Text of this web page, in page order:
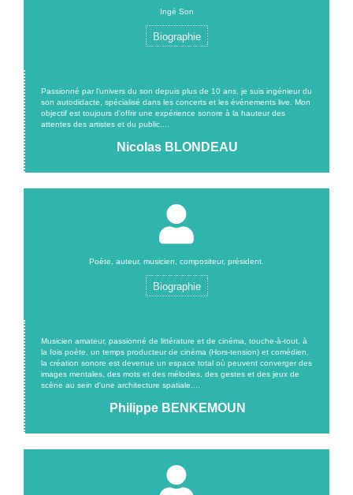
Ingé Son
Biographie
Passionné par l’univers du son depuis plus de 10 ans, je suis ingénieur du
son autodidacte, spécialisé dans les concerts et les événements live. Mon
objectif est toujours d'offrir une expérience sonore à la hauteur des
attentes des artistes et du public....
Nicolas BLONDEAU
Poète, auteur, musicien, compositeur, président.
Biographie
Musicien amateur, passionné de littérature et de cinéma, touche-à-tout, à
la fois poète, un temps producteur de cinéma (Hors-tension) et comédien,
la création sonore est devenue un espace total où peuvent converger des
images mentales, des mots et des mélodies, des gestes et des jeux de
scène au sein d'une architecture spatiale....
Philippe BENKEMOUN